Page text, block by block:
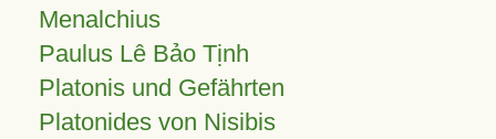
Menalchius
Paulus Lê Bảo Tịnh
Platonis und Gefährten
Platonides von Nisibis